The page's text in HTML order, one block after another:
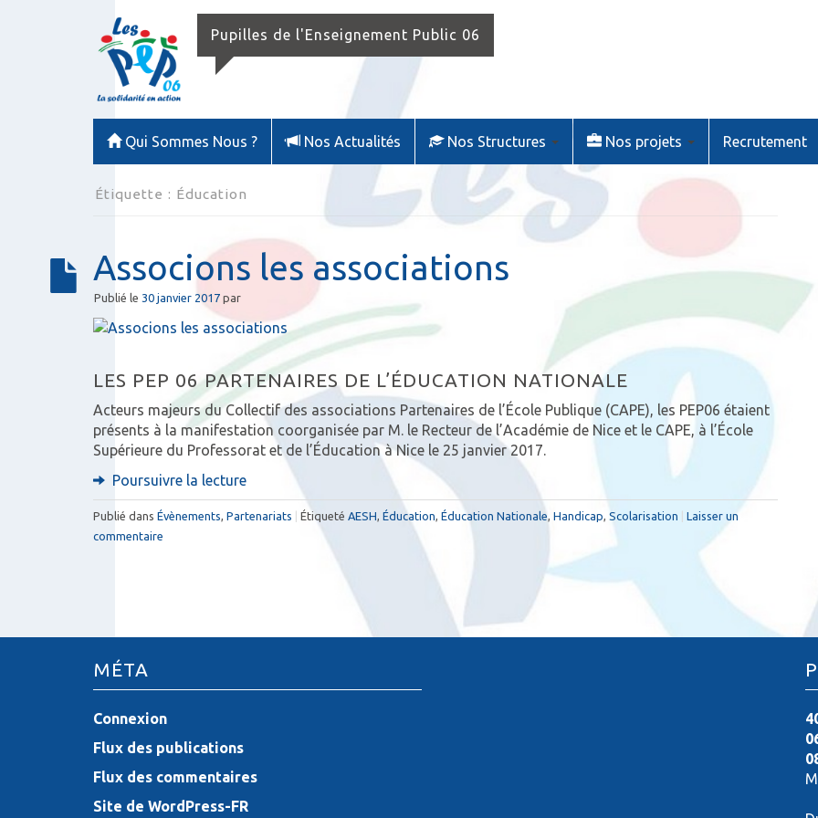
Pupilles de l'Enseignement Public 06
Qui Sommes Nous ? Nos Actualités Nos Structures Nos projets Recrutement
Étiquette : Éducation
Associons les associations
Publié le 30 janvier 2017 par
LES PEP 06 PARTENAIRES DE L’ÉDUCATION NATIONALE
Acteurs majeurs du Collectif des associations Partenaires de l’École Publique (CAPE), les PEP06 étaient
présents à la manifestation coorganisée par M. le Recteur de l’Académie de Nice et le CAPE, à l’École
Supérieure du Professorat et de l’Éducation à Nice le 25 janvier 2017.
Poursuivre la lecture
Publié dans Évènements, Partenariats Étiqueté AESH, Éducation, Éducation Nationale, Handicap, Scolarisation
Laisser un
commentaire
MÉTA
Connexion
Flux des publications
Flux des commentaires
Site de WordPress-FR